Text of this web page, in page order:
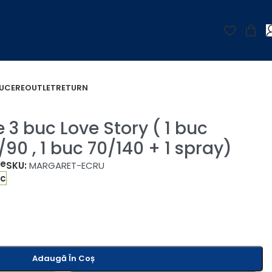
OUTLETRETURN
buc Love Story ( 1 buc
, 1 buc 70/140 + 1 spray)
SKU: MARGARET-ECRU
Adaugă În Coș